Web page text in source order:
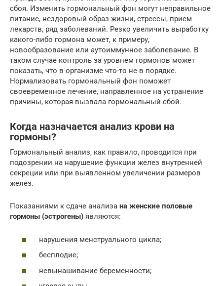
сбоя. Изменить гормональный фон могут неправильное
питание, нездоровый образ жизни, стрессы, прием
лекарств, ряд заболеваний. Резко увеличить выработку
какого-либо гормона может, к примеру,
новообразование или аутоиммунное заболевание. В
таком случае контроль за уровнем гормонов может
показать, что в организме что-то не в порядке.
Нормализовать гормональный фон поможет
своевременное лечение, направленное на устранение
причины, которая вызвала гормональный сбой.
Когда назначается анализ крови на
гормоны?
Гормональный анализ, как правило, проводится при
подозрении на нарушение функции желез внутренней
секреции или при выявленном увеличении размеров
желез.
Показаниями к сдаче анализа на женские половые
гормоны (эстрогены) являются:
нарушения менструального цикла;
бесплодие;
невынашивание беременности;